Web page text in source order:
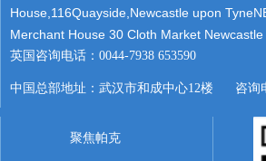
聚焦帕克
House,116Quayside,Newcastle upon
Merchant House 30 Cloth Market
英国咨询电话：0044-7938 653590
中国总部地址：武汉市和成中心12楼 咨询